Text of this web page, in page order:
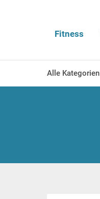
Fitness
Alle Kategorien